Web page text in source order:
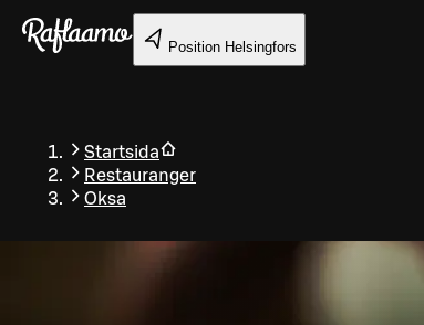
Gå till huvudinnehållet
Position Helsingfors
Startsida
Restauranger
Oksa